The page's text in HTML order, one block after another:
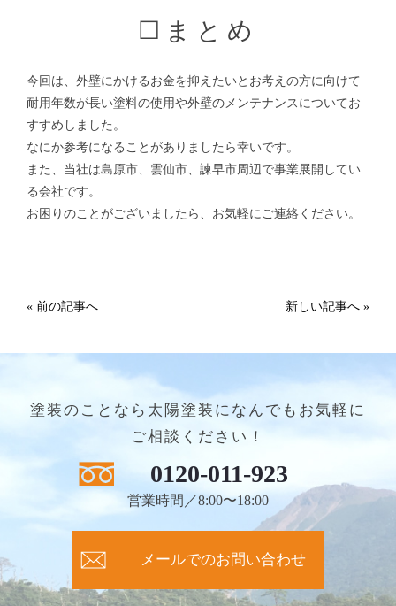
☐まとめ
今回は、外壁にかけるお金を抑えたいとお考えの方に向けて
耐用年数が長い塗料の使用や外壁のメンテナンスについてお
すすめしました。
なにか参考になることがありましたら幸いです。
また、当社は島原市、雲仙市、諫早市周辺で事業展開してい
る会社です。
お困りのことがございましたら、お気軽にご連絡ください。
« 前の記事へ 新しい記事へ »
塗装のことなら太陽塗装になんでもお気軽に
ご相談ください！
0120-011-923
営業時間／8:00〜18:00
メールでのお問い合わせ